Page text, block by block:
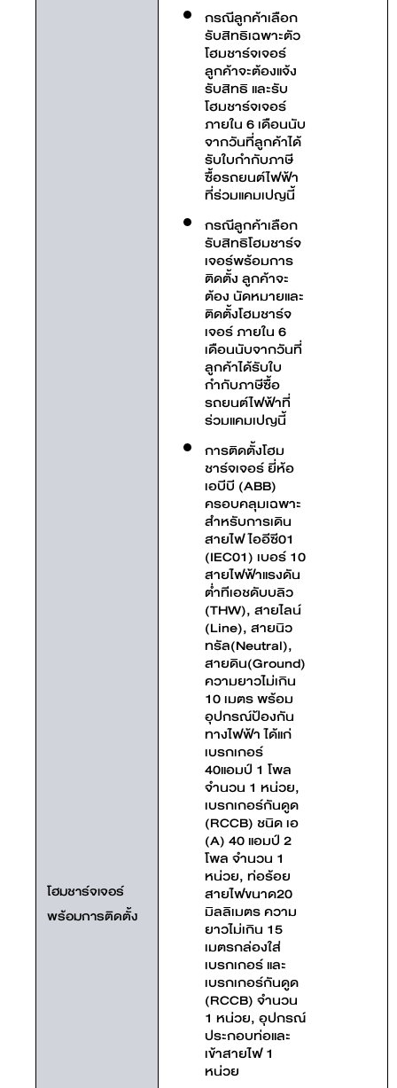
โฮมชาร์จเจอร์
พร้อมการติดตั้ง
กรณีลูกค้าเลือก
รับสิทธิเฉพาะตัว
โฮมชาร์จเจอร์
ลูกค้าจะต้องแจ้ง
รับสิทธิ และรับ
โฮมชาร์จเจอร์
ภายใน 6 เดือนนับ
จากวันที่ลูกค้าได้
รับใบกำกับภาษี
ซื้อรถยนต์ไฟฟ้า
ที่ร่วมแคมเปญนี้
กรณีลูกค้าเลือก
รับสิทธิโฮมชาร์จ
เจอร์พร้อมการ
ติดตั้ง ลูกค้าจะ
ต้อง นัดหมายและ
ติดตั้งโฮมชาร์จ
เจอร์ ภายใน 6
เดือนนับจากวันที่
ลูกค้าได้รับใบ
กำกับภาษีซื้อ
รถยนต์ไฟฟ้าที่
ร่วมแคมเปญนี้
การติดตั้งโฮม
ชาร์จเจอร์ ยี่ห้อ
เอบีบี (ABB)
ครอบคลุมเฉพาะ
สำหรับการเดิน
สายไฟ ไออีซี01
(IEC01) เบอร์ 10
สายไฟฟ้าแรงดัน
ต่ำทีเอชดับบลิว
(THW), สายไลน์
(Line), สายนิว
ทรัล(Neutral),
สายดิน(Ground)
ความยาวไม่เกิน
10 เมตร พร้อม
อุปกรณ์ป้องกัน
ทางไฟฟ้า ได้แก่
เบรกเกอร์
40แอมป์ 1 โพล
จำนวน 1 หน่วย,
เบรกเกอร์กันดูด
(RCCB) ชนิด เอ
(A) 40 แอมป์ 2
โพล จำนวน 1
หน่วย, ท่อร้อย
สายไฟขนาด20
มิลลิเมตร ความ
ยาวไม่เกิน 15
เมตรกล่องใส่
เบรกเกอร์ และ
เบรกเกอร์กันดูด
(RCCB) จำนวน
1 หน่วย, อุปกรณ์
ประกอบท่อและ
เข้าสายไฟ 1
หน่วย